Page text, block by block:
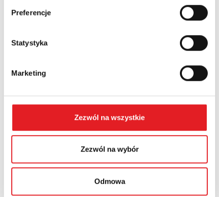
Preferencje
Statystyka
Marketing
Zezwól na wszystkie
Zezwól na wybór
Odmowa
Numer telefonu:
Województwo:
Wyrażam zgodę na przetwarzanie moich danych
osobowych przez Relpol S.A. Więcej informacji na
temat przetwarzania danych osobowych w